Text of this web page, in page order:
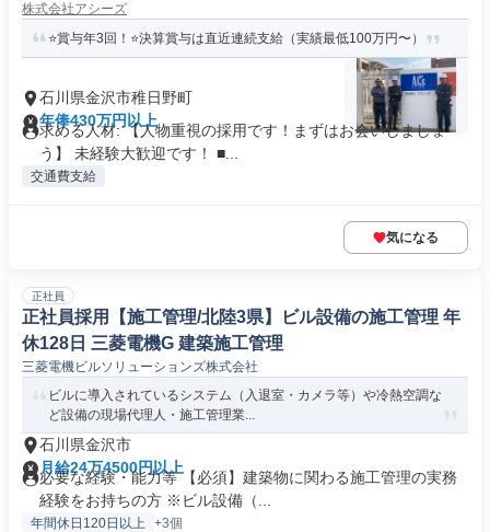
株式会社アシーズ
⭐賞与年3回！⭐決算賞与は直近連続支給（実績最低100万円〜）
石川県金沢市稚日野町
年俸430万円以上
求める人材: 【人物重視の採用です！まずはお会いしましょ
う】 未経験大歓迎です！ ■...
交通費支給
気になる
正社員
正社員採用【施工管理/北陸3県】ビル設備の施工管理 年
休128日 三菱電機G 建築施工管理
三菱電機ビルソリューションズ株式会社
ビルに導入されているシステム（入退室・カメラ等）や冷熱空調な
ど設備の現場代理人・施工管理業...
石川県金沢市
月給24万4500円以上
必要な経験・能力等 【必須】建築物に関わる施工管理の実務
経験をお持ちの方 ※ビル設備（...
年間休日120日以上 +3個